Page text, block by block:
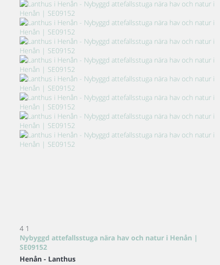
4 1
Nybyggd attefallsstuga nära hav och natur i Henån |
SE09152
Henån - Lanthus